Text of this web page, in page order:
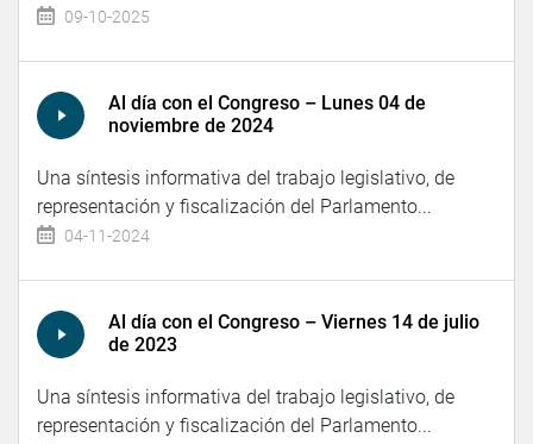
09-10-2025
Al día con el Congreso – Lunes 04 de
noviembre de 2024
Una síntesis informativa del trabajo legislativo, de
representación y fiscalización del Parlamento...
04-11-2024
Al día con el Congreso – Viernes 14 de julio
de 2023
Una síntesis informativa del trabajo legislativo, de
representación y fiscalización del Parlamento...